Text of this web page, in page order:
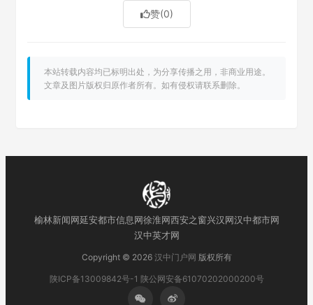
赞(0)
本站转载内容均已标明出处，为分享传播之用，非商业用途。
文章及图片版权归原作者所有。如有侵权请联系删除。
榆林新闻网延安都市信息网徐淮网西安之窗兴汉网汉中都市网
汉中英才网
Copyright © 2026 汉中门户网 版权所有
陕ICP备13009842号-1 陕公网安备61070202000200号